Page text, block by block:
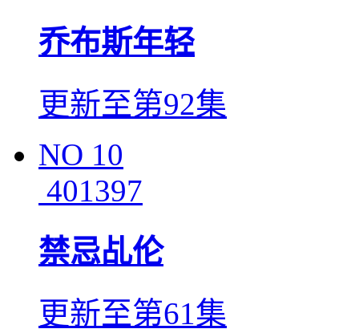
乔布斯年轻
更新至第92集
NO 10
401397
禁忌乩伦
更新至第61集